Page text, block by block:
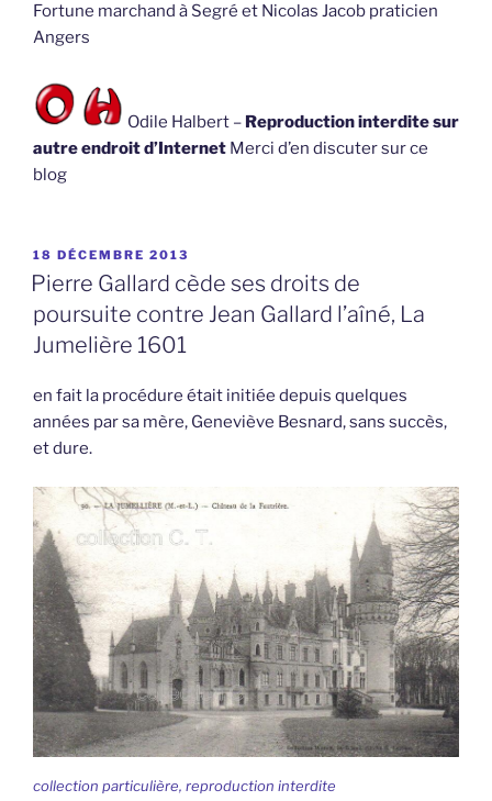
Fortune marchand à Segré et Nicolas Jacob praticien
Angers
Odile Halbert – Reproduction interdite sur
autre endroit d’Internet Merci d’en discuter sur ce
blog
PUBLIÉ
LE
18 DÉCEMBRE 2013
Pierre Gallard cède ses droits de
poursuite contre Jean Gallard l’aîné, La
Jumelière 1601
en fait la procédure était initiée depuis quelques
années par sa mère, Geneviève Besnard, sans succès,
et dure.
collection particulière, reproduction interdite